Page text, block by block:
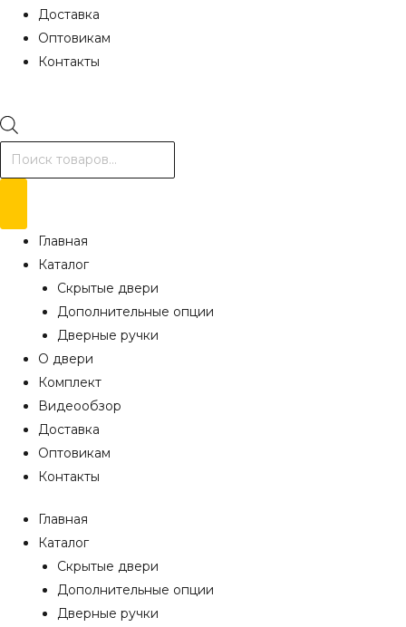
Доставка
Оптовикам
Контакты
Поиск
товаров
Главная
Каталог
Скрытые двери
Дополнительные опции
Дверные ручки
О двери
Комплект
Видеообзор
Доставка
Оптовикам
Контакты
Главная
Каталог
Скрытые двери
Дополнительные опции
Дверные ручки